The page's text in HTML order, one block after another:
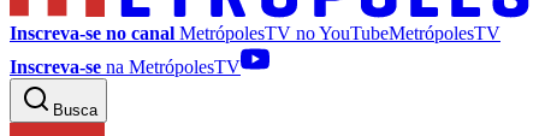
Inscreva-se no canal MetrópolesTV noYouTubeMetrópolesTV
Inscreva-se na MetrópolesTV
Busca